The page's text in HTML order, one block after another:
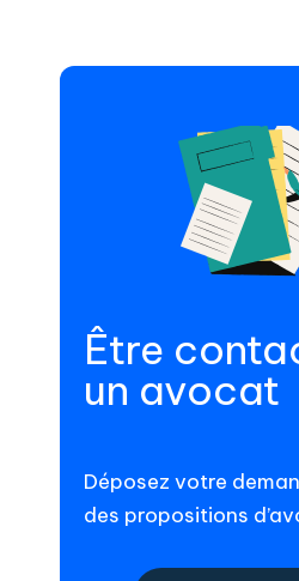
Être
un avocat
Déposez votre
des propositions